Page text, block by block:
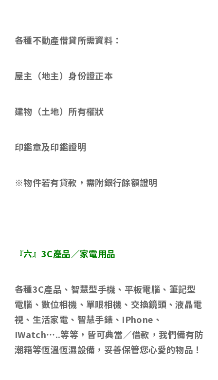
各種不動產借貸所需資料 ：
屋主（地主）身份證正本
建物（土地）所有權狀
印鑑章及印鑑證明
※物件若有貸款，需附銀行餘額證明
『六』3C產品／家電用品
各種3C產品、智慧型手機、平板電腦、筆記型
電腦、數位相機、單眼相機、交換鏡頭、液晶電
視、生活家電、智慧手錶、 IPhone 、
IWatch…..等等，皆可典當／借款，我們備有防
潮箱等恆溫恆濕設備，妥善保管您心愛的物品！